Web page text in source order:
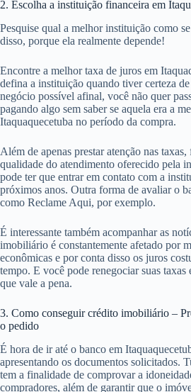
2. Escolha a instituição financeira em
Pesquise qual a melhor instituição como
disso, porque ela realmente depende!
Encontre a melhor taxa de juros em
defina a instituição quando tiver certeza
negócio possível afinal, você não quer
pagando algo sem saber se aquela era a
Itaquaquecetuba no período da compra.
Além de apenas prestar atenção nas
qualidade do atendimento oferecido pela
pode ter que entrar em contato com a
próximos anos. Outra forma de avaliar o
como Reclame Aqui, por exemplo.
É interessante também acompanhar as
imobiliário é constantemente afetado por
econômicas e por conta disso os juros
tempo. E você pode renegociar suas taxas
que vale a pena.
3. Como conseguir crédito imobiliário –
o pedido
É hora de ir até o banco em
apresentando os documentos solicitados.
tem a finalidade de comprovar a
compradores, além de garantir que o